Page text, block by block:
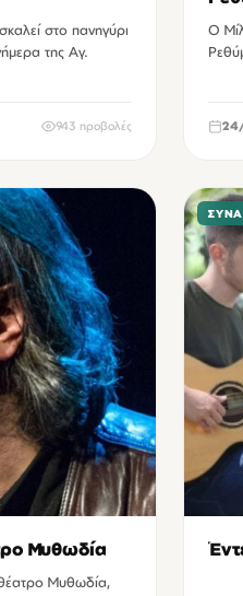
στο πανηγύρι
της Αγ.
943 προβολές
Ο
Μυθωδία
Μυθωδία,